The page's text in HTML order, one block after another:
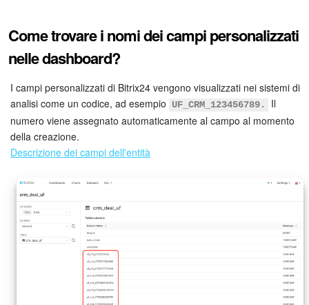
Come trovare i nomi dei campi personalizzati
nelle dashboard?
I campi personalizzati di Bitrix24 vengono visualizzati nei sistemi di
analisi come un codice, ad esempio
UF_CRM_123456789.
Il
numero viene assegnato automaticamente al campo al momento
della creazione.
Descrizione dei campi dell'entità